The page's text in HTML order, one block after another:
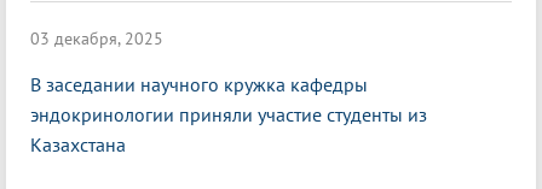
03 декабря, 2025
В заседании научного кружка кафедры
эндокринологии приняли участие студенты из
Казахстана